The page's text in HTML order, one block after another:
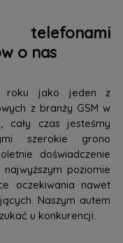
o nas
roku jako jeden z
z branży GSM w
cały czas jesteśmy
szerokie grono
doświadczenie
poziomie
oczekiwania nawet
Naszym autem
u konkurencji.